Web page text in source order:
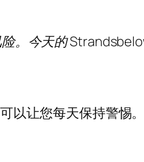
。今天的
以让您每天保持警惕。